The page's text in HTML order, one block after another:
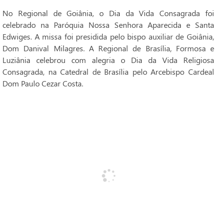
No Regional de Goiânia, o Dia da Vida Consagrada foi
celebrado na Paróquia Nossa Senhora Aparecida e Santa
Edwiges. A missa foi presidida pelo bispo auxiliar de Goiânia,
Dom Danival Milagres. A Regional de Brasília, Formosa e
Luziânia celebrou com alegria o Dia da Vida Religiosa
Consagrada, na Catedral de Brasília pelo Arcebispo Cardeal
Dom Paulo Cezar Costa.